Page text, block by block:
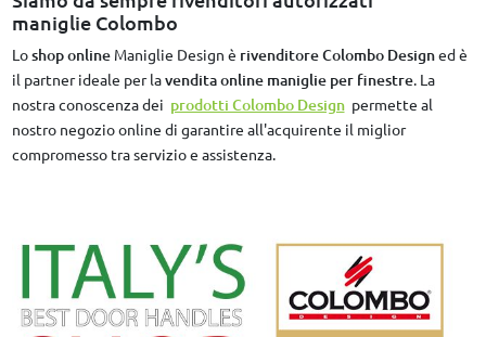
maniglie Colombo
Loshop onlineManiglie Design è rivenditore Colombo Designed è
il partner ideale per lavendita online maniglie per finestre. La
nostra conoscenza dei prodotti Colombo Design permette al
nostro negozio online di garantire all'acquirente il miglior
compromesso tra servizio e assistenza.